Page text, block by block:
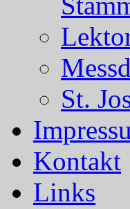
St.
Kontakt
Links